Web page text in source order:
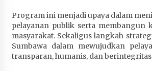
BAZNAS Kabupaten Sumbawa Salurkan
Program 100 Mustahik Per Desa di Desa
Santong
4 minggu ago
Program ini menjadi upaya dalam
pelayanan publik serta membangun
masyarakat. Sekaligus langkah
Sumbawa dalam mewujudkan
transparan, humanis, dan